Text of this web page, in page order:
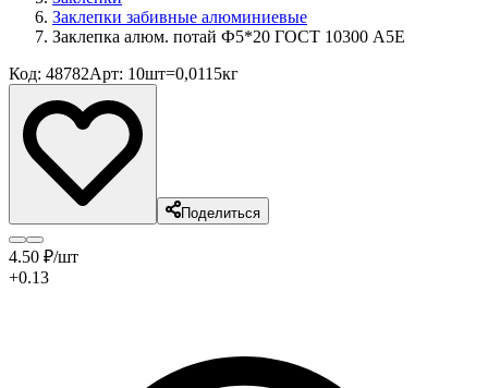
Заклепки забивные алюминиевые
Заклепка алюм. потай Ф5*20 ГОСТ 10300 А5Е
Код: 48782Арт: 10шт=0,0115кг
Поделиться
4.50 ₽/шт
+0.13